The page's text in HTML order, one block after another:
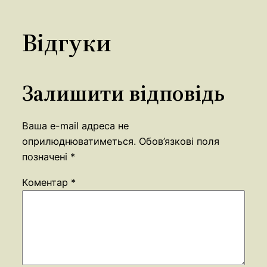
Відгуки
Залишити відповідь
Ваша e-mail адреса не
оприлюднюватиметься. Обов’язкові поля
позначені *
Коментар *